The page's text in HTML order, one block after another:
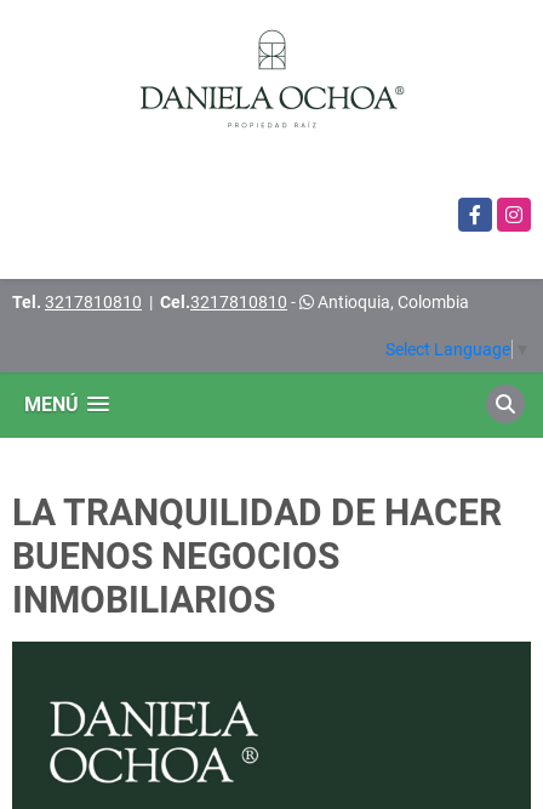
Facebook
Tel. 3217810810 | Cel.3217810810 - Antioquia, Colombia
Select Language
MENÚ
LA TRANQUILIDAD DE HACER
BUENOS NEGOCIOS
INMOBILIARIOS